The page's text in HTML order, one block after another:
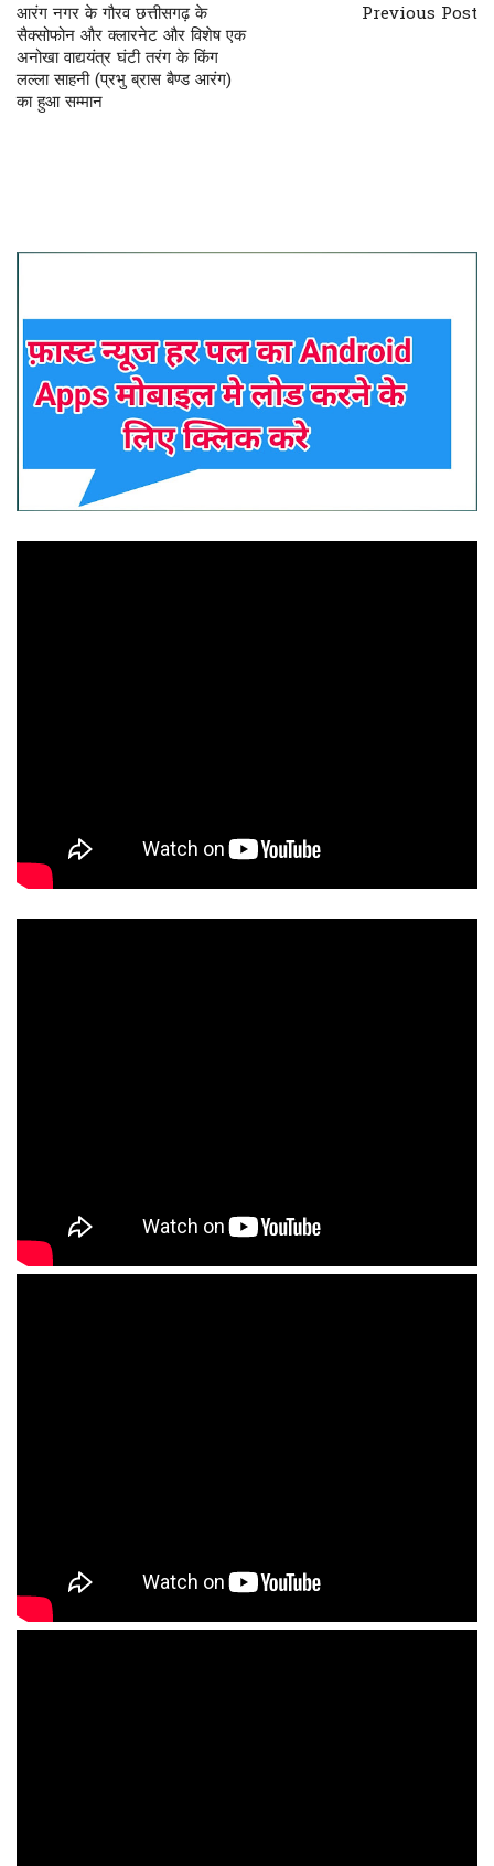
आरंग नगर के गौरव छत्तीसगढ़ के
सैक्सोफोन और क्लारनेट और विशेष एक
अनोखा वाद्ययंत्र घंटी तरंग के किंग
लल्ला साहनी (प्रभु ब्रास बैण्ड आरंग)
का हुआ सम्मान
Previous Post